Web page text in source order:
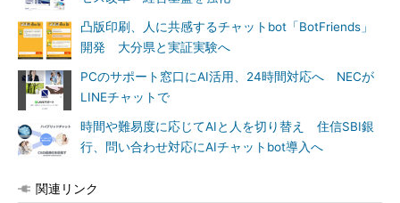
凸版印刷、人に共感するチャットbot「BotFriends」
開発 大分県と実証実験へ
PCのサポート窓口にAI活用、24時間対応へ NECが
LINEチャットで
時間や難易度に応じてAIと人を切り替え 住信SBI銀
行、問い合わせ対応にAIチャットbot導入へ
関連リンク